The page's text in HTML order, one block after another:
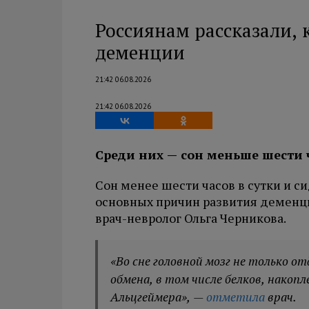
Россиянам
деменции
21:42 06.08.2026
21:42 06.08.2026
Среди них — сон меньше шести
Сон менее шести часов в сутки и
основных причин развития
врач-невролог Ольга Черникова.
«Во сне головной мозг не только
обмена, в том числе белков,
Альцгеймера», —отметилаврач.